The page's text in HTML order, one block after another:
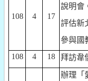
108 4 17
說明會
評估新
參與國
108
4 18 拜訪韋
辦理「